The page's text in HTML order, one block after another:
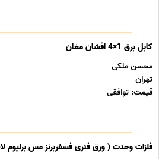
کابل برق 1×4 افشان مغان
محسن ملکی
تهران
قیمت: توافقی
فلزات وحدت ( ورق فنری فسفربرنز مس برلیوم